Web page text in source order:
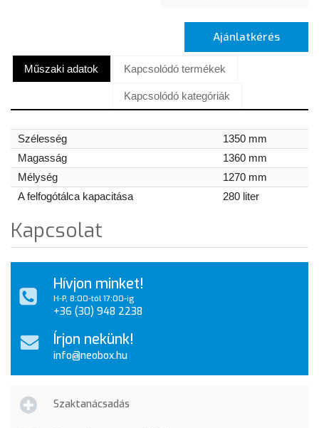
Ajánlatkérés
Műszaki adatok Kapcsolódó termékek
Kapcsolódó kategóriák
Szélesség
1350 mm
Magasság
1360 mm
Mélység
1270 mm
A felfogótálca kapacitása
280 liter
Kapcsolat
Hívjon minket!
H-P, 8:00-tól 17:00-ig
+36 (30) 948 2238
Írjon nekünk!
info@neobox.hu
Szaktanácsadás